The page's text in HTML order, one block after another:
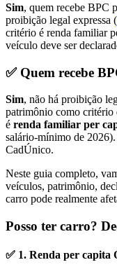
Sim, quem recebe BPC
proibição legal expressa (
critério é renda familiar
veículo deve ser
✅ Quem recebe
Sim, não há proibição
patrimônio como critério
é renda familiar per
salário-mínimo de
CadÚnico.
Neste guia completo,
veículos, patrimônio,
carro pode realmente
Posso ter carro?
✅ 1. Renda per capita